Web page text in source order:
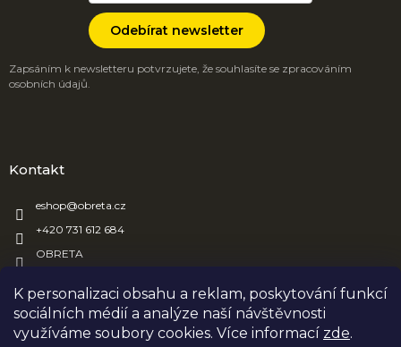
K personalizaci obsahu a reklam, poskytování funkcí
sociálních médií a analýze naší návštěvnosti
využíváme soubory cookies. Více informací zde.
Odebírat newsletter
Zapsáním k newsletteru potvrzujete, že souhlasíte se zpracováním
osobních údajů.
Kontakt
eshop@obreta.cz
+420 731 612 684
OBRETA